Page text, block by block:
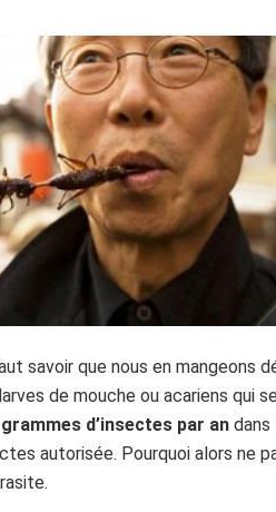
savoir que nous en mangeons
de mouche ou acariens qui
d’insectes par an dans
autorisée. Pourquoi alors ne